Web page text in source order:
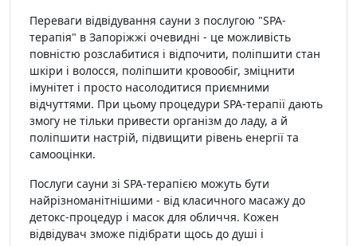
Переваги відвідування сауни з послугою "SPA-
терапія" в Запоріжжі очевидні - це можливість
повністю розслабитися і відпочити, поліпшити стан
шкіри і волосся, поліпшити кровообіг, зміцнити
імунітет і просто насолодитися приємними
відчуттями. При цьому процедури SPA-терапії дають
змогу не тільки привести організм до ладу, а й
поліпшити настрій, підвищити рівень енергії та
самооцінки.
Послуги сауни зі SPA-терапією можуть бути
найрізноманітнішими - від класичного масажу до
детокс-процедур і масок для обличчя. Кожен
відвідувач зможе підібрати щось до душі і